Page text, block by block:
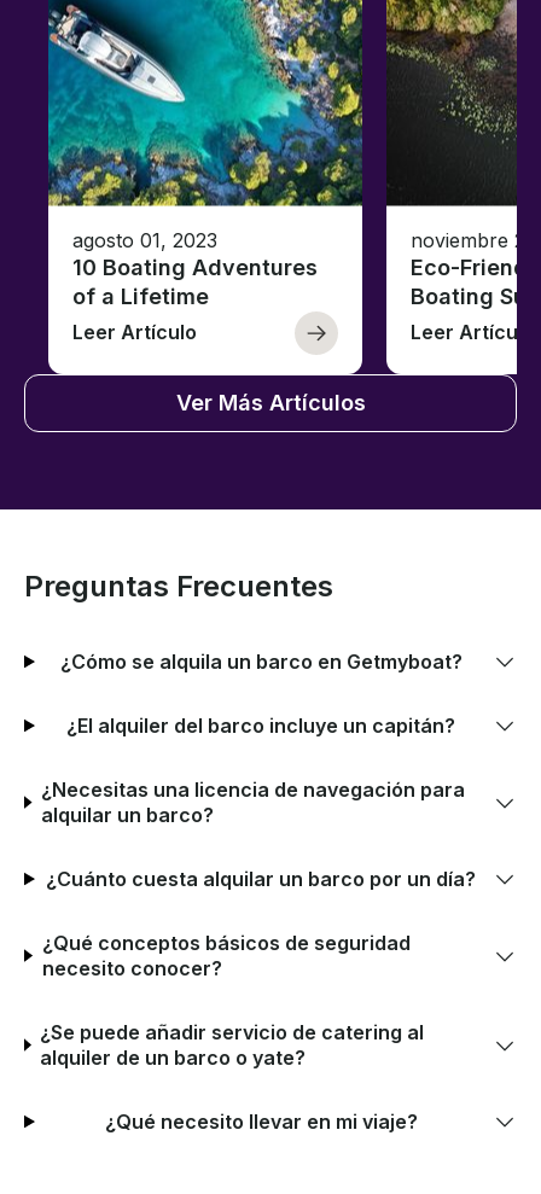
agosto 01, 2023
10 Boating Adventures
of a Lifetime
Leer Artículo
noviembre
Eco-
Boating
Leer Artículo
Ver Más Artículos
Preguntas Frecuentes
¿Cómo se alquila un barco en Getmyboat?
¿El alquiler del barco incluye un capitán?
¿Necesitas una licencia de navegación para
alquilar un barco?
¿Cuánto cuesta alquilar un barco por un día?
¿Qué conceptos básicos de seguridad
necesito conocer?
¿Se puede añadir servicio de catering al
alquiler de un barco o yate?
¿Qué necesito llevar en mi viaje?